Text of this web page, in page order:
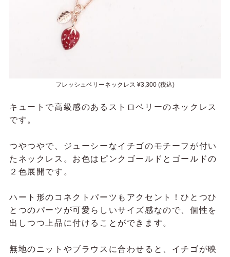
フレッシュベリーネックレス ¥3,300 (税込)
キュートで高級感のあるストロベリーのネックレス
です。
つやつやで、ジューシーなイチゴのモチーフが付い
たネックレス。お色はピンクゴールドとゴールドの
２色展開です。
ハート形のコネクトパーツもアクセント！ひとつひ
とつのパーツが可愛らしいサイズ感なので、個性を
出しつつ上品に付けることができます。
無地のニットやブラウスに合わせると、イチゴが映